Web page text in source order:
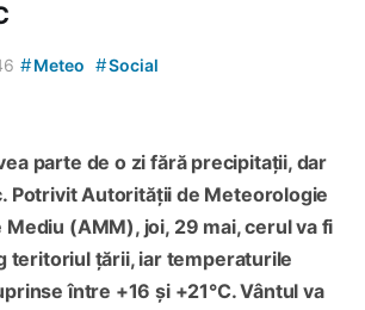
#Meteo #Social
parte de o zi fără precipitații, dar
Potrivit Autorității de Meteorologie
(AMM), joi, 29 mai, cerul va fi
teritoriul țării, iar temperaturile
între +16 și +21°C. Vântul va